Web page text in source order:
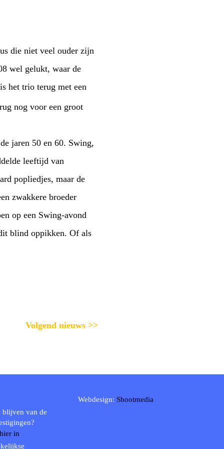
die niet veel ouder zijn
wel gelukt, waar de
het trio terug met een
nog voor een groot
jaren 50 en 60. Swing,
leeftijd van
popliedjes, maar de
zwakkere broeder
op een Swing-avond
blind oppikken. Of als
Volgend nieuws >>
blijven van de
in
Webdesign: Shootmedia